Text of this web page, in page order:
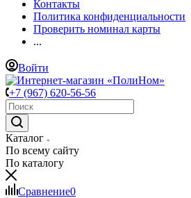
Контакты
Политика конфиденциальности
Проверить номинал карты
...
Войти
+7 (967) 620-56-56
Каталог
По всему сайту
По каталогу
Сравнение0